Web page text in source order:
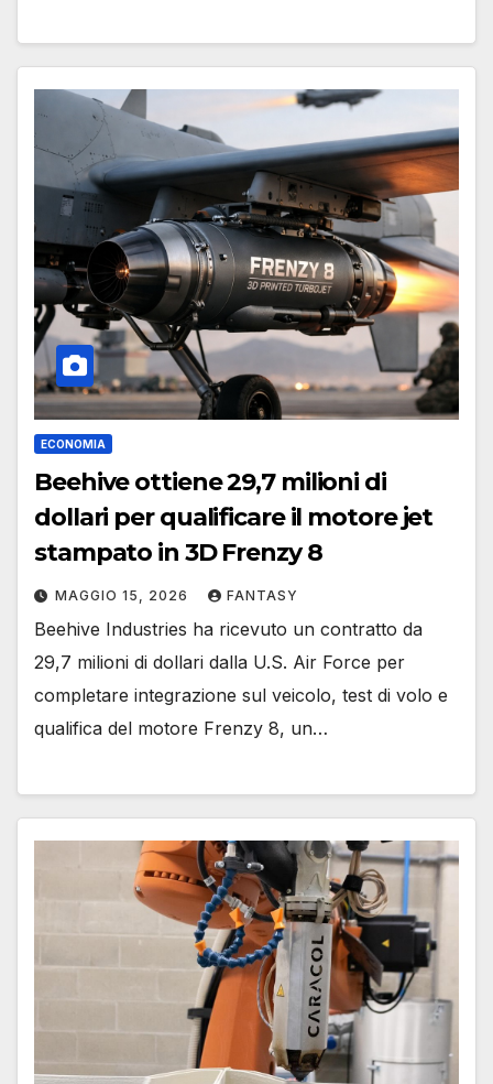
ECONOMIA
Beehive ottiene 29,7 milioni di
dollari per qualificare il motore jet
stampato in 3D Frenzy 8
MAGGIO 15, 2026 FANTASY
Beehive Industries ha ricevuto un contratto da
29,7 milioni di dollari dalla U.S. Air Force per
completare integrazione sul veicolo, test di volo e
qualifica del motore Frenzy 8, un…